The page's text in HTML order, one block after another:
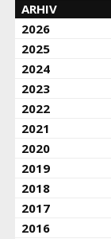
ARHIV
2026
2025
2024
2023
2022
2021
2020
2019
2018
2017
2016